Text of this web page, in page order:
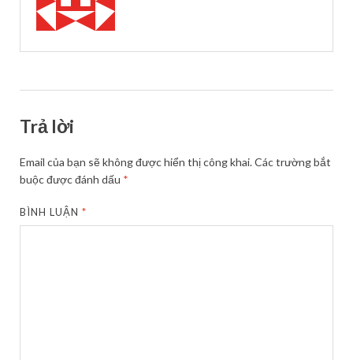
Trả lời
Email của bạn sẽ không được hiển thị công khai.Các trường bắt
buộc được đánh dấu *
BÌNH LUẬN*